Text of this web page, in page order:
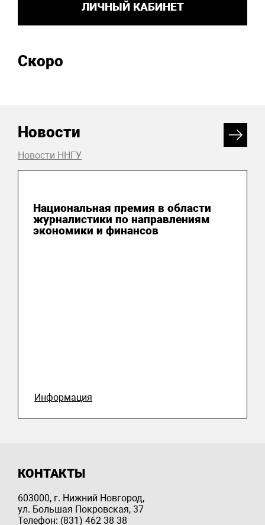
ЛИЧНЫЙ КАБИНЕТ
Скоро
Новости
Новости ННГУ
Национальная премия в области
журналистики по направлениям
экономики и финансов
Информация
КОНТАКТЫ
603000, г. Нижний Новгород,
ул. Большая Покровская, 37
Телефон: (831) 462 38 38